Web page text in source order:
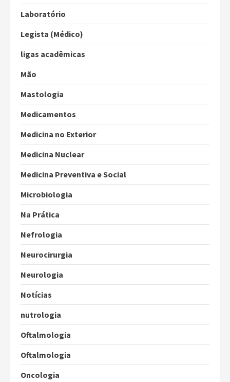
Laboratório
Legista (Médico)
ligas acadêmicas
Mão
Mastologia
Medicamentos
Medicina no Exterior
Medicina Nuclear
Medicina Preventiva e Social
Microbiologia
Na Prática
Nefrologia
Neurocirurgia
Neurologia
Notícias
nutrologia
Oftalmologia
Oftalmologia
Oncologia